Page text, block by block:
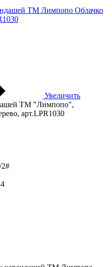
Увеличить
ТМ "Лимпопо",
арт.LPR1030